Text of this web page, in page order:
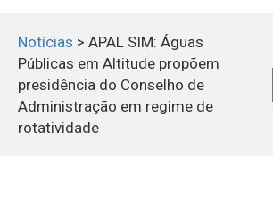
Notícias > APAL SIM: Águas
Públicas em Altitude propõem
presidência do Conselho de
Administração em regime de
rotatividade